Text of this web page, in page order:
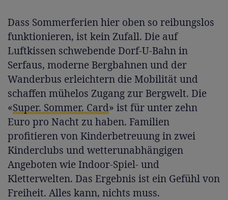
Dass Sommerferien hier oben so reibungslos
funktionieren, ist kein Zufall. Die auf
Luftkissen schwebende Dorf-U-Bahn in
Serfaus, moderne Bergbahnen und der
Wanderbus erleichtern die Mobilität und
schaffen mühelos Zugang zur Bergwelt. Die
«Super. Sommer. Card» ist für unter zehn
Euro pro Nacht zu haben. Familien
profitieren von Kinderbetreuung in zwei
Kinderclubs und wetterunabhängigen
Angeboten wie Indoor-Spiel- und
Kletterwelten. Das Ergebnis ist ein Gefühl von
Freiheit. Alles kann, nichts muss.